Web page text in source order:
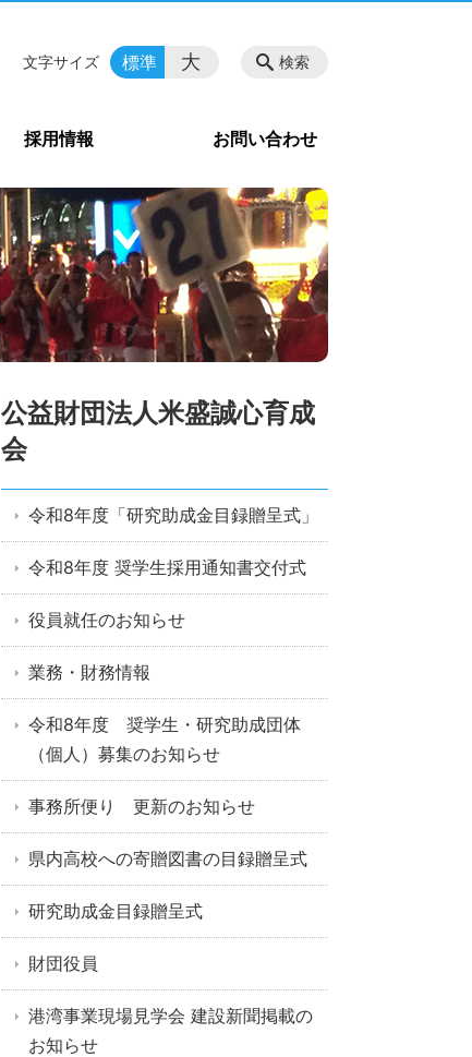
採用情報 お問い合わせ
検索
文字サイズ 標準 大
公益財団法人米盛誠心育成
会
令和8年度「研究助成金目録贈呈式」
令和8年度 奨学生採用通知書交付式
役員就任のお知らせ
業務・財務情報
令和8年度 奨学生・研究助成団体
（個人）募集のお知らせ
事務所便り 更新のお知らせ
県内高校への寄贈図書の目録贈呈式
研究助成金目録贈呈式
財団役員
港湾事業現場見学会 建設新聞掲載の
お知らせ